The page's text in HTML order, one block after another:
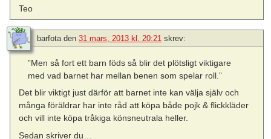
Teo
barfotaden 31 mars, 2013 kl. 20:21 skrev:
”Men så fort ett barn föds så blir det plötsligt viktigare
med vad barnet har mellan benen som spelar roll.”
Det blir viktigt just därför att barnet inte kan välja själv och
många föräldrar har inte råd att köpa både pojk & flickkläder
och vill inte köpa tråkiga könsneutrala heller.
Sedan skriver du…